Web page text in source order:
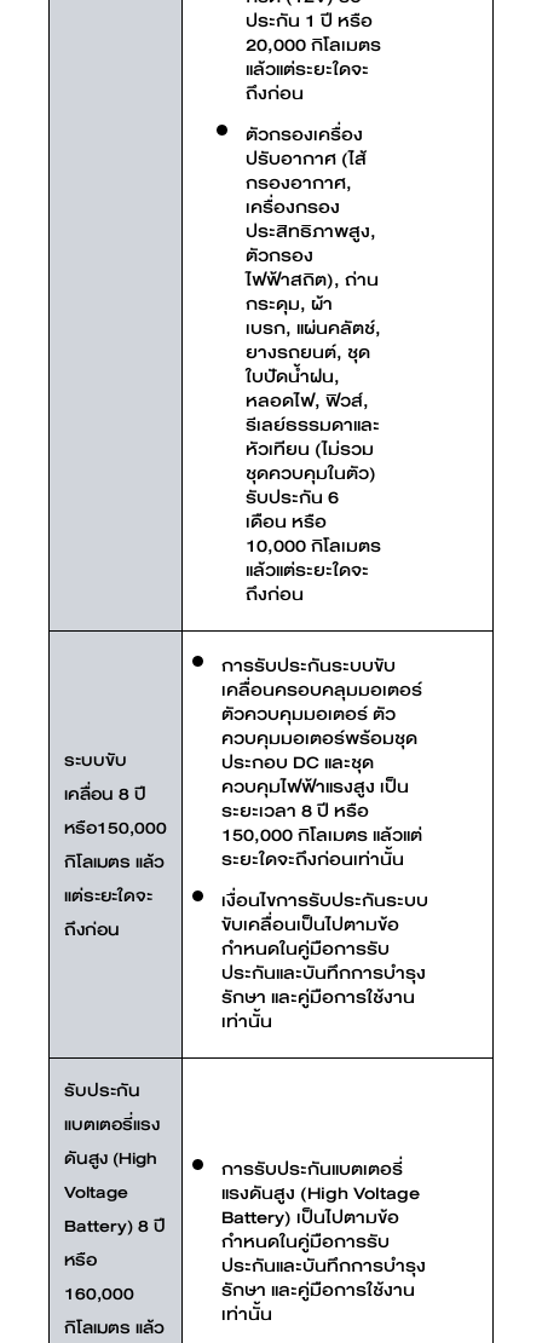
ประกัน 1 ปี หรือ
20,000 กิโลเมตร
แล้วแต่ระยะใดจะ
ถึงก่อน
ตัวกรองเครื่อง
ปรับอากาศ (ไส้
กรองอากาศ,
เครื่องกรอง
ประสิทธิภาพสูง,
ตัวกรอง
ไฟฟ้าสถิต), ถ่าน
กระดุม, ผ้า
เบรก, แผ่นคลัตช์,
ยางรถยนต์, ชุด
ใบปัดน้ำฝน,
หลอดไฟ, ฟิวส์,
รีเลย์ธรรมดาและ
หัวเทียน (ไม่รวม
ชุดควบคุมในตัว)
รับประกัน 6
เดือน หรือ
10,000 กิโลเมตร
แล้วแต่ระยะใดจะ
ถึงก่อน
ระบบขับ
เคลื่อน 8 ปี
หรือ150,000
กิโลเมตร แล้ว
แต่ระยะใดจะ
ถึงก่อน
การรับประกันระบบขับ
เคลื่อนครอบคลุมมอเตอร์
ตัวควบคุมมอเตอร์ ตัว
ควบคุมมอเตอร์พร้อมชุด
ประกอบ DC และชุด
ควบคุมไฟฟ้าแรงสูง เป็น
ระยะเวลา 8 ปี หรือ
150,000 กิโลเมตร แล้วแต่
ระยะใดจะถึงก่อนเท่านั้น
เงื่อนไขการรับประกันระบบ
ขับเคลื่อนเป็นไปตามข้อ
กำหนดในคู่มือการรับ
ประกันและบันทึกการบำรุง
รักษา และคู่มือการใช้งาน
เท่านั้น
รับประกัน
แบตเตอรี่แรง
ดันสูง (High
Voltage
Battery) 8 ปี
หรือ
160,000
กิโลเมตร แล้ว
การรับประกันแบตเตอรี่
แรงดันสูง (High Voltage
Battery) เป็นไปตามข้อ
กำหนดในคู่มือการรับ
ประกันและบันทึกการบำรุง
รักษา และคู่มือการใช้งาน
เท่านั้น